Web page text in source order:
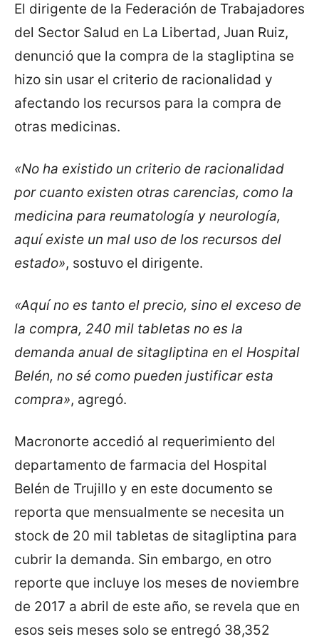
El dirigente de la Federación de Trabajadores
del Sector Salud en La Libertad, Juan Ruiz,
denunció que la compra de la stagliptina se
hizo sin usar el criterio de racionalidad y
afectando los recursos para la compra de
otras medicinas.
«No ha existido un criterio de racionalidad
por cuanto existen otras carencias, como la
medicina para reumatología y neurología,
aquí existe un mal uso de los recursos del
estado», sostuvo el dirigente.
«Aquí no es tanto el precio, sino el exceso de
la compra, 240 mil tabletas no es la
demanda anual de sitagliptina en el Hospital
Belén, no sé como pueden justificar esta
compra», agregó.
Macronorte accedió al requerimiento del
departamento de farmacia del Hospital
Belén de Trujillo y en este documento se
reporta que mensualmente se necesita un
stock de 20 mil tabletas de sitagliptina para
cubrir la demanda. Sin embargo, en otro
reporte que incluye los meses de noviembre
de 2017 a abril de este año, se revela que en
esos seis meses solo se entregó 38,352